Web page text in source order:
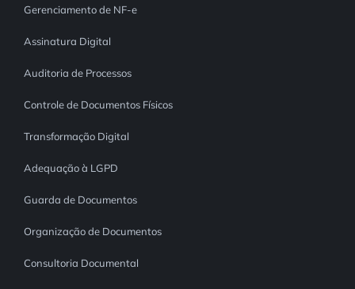
Gerenciamento de NF-e
Assinatura Digital
Auditoria de Processos
Controle de Documentos Físicos
Transformação Digital
Adequação à LGPD
Guarda de Documentos
Organização de Documentos
Consultoria Documental